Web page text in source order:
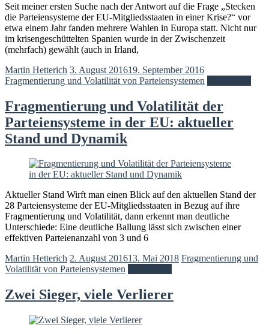
Seit meiner ersten Suche nach der Antwort auf die Frage „Stecken
die Parteiensysteme der EU-Mitgliedsstaaten in einer Krise?“ vor
etwa einem Jahr fanden mehrere Wahlen in Europa statt. Nicht nur
im krisengeschüttelten Spanien wurde in der Zwischenzeit
(mehrfach) gewählt (auch in Irland,
Martin Hetterich 3. August 201619. September 2016
Fragmentierung und Volatilität von Parteiensystemen
Fragmentierung und Volatilität der
Parteiensysteme in der EU: aktueller
Stand und Dynamik
Aktueller Stand Wirft man einen Blick auf den aktuellen Stand der
28 Parteiensysteme der EU-Mitgliedsstaaten in Bezug auf ihre
Fragmentierung und Volatilität, dann erkennt man deutliche
Unterschiede: Eine deutliche Ballung lässt sich zwischen einer
effektiven Parteienanzahl von 3 und 6
Martin Hetterich 2. August 201613. Mai 2018 Fragmentierung und
Volatilität von Parteiensystemen
Zwei Sieger, viele Verlierer